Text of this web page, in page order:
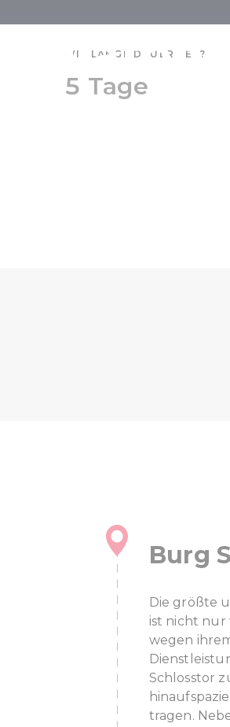
WIE LANGE DAUERT ES?
5 Tage
Burg
Die größte
ist nicht nur
wegen
Schlosstor
tragen.